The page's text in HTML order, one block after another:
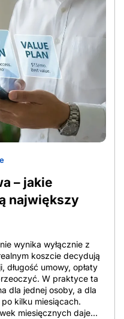
telefon
użytkowania?
które po
obsługę, szybki
przed zgubieniem,
smartfon bywa
bo ma większy
wybieranie
Androida dla seniora
użytkownika,
się bardziej intuicyjna
Klasyczny telefon
Android dla seniora
Gdy smartfon okazuje
– jakie
największy
wynika wyłącznie z
koszcie decydują
długość umowy, opłaty
W praktyce ta
dla jednej osoby, a dla
kilku miesiącach.
miesięcznych daje